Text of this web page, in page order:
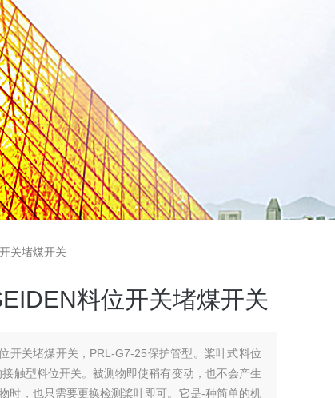
关堵煤开关
料位开关堵煤开关
开关堵煤开关，PRL-G7-25保护管型。桨叶式料位
触型料位开关。被测物即使稍有变动，也不会产生
时，也只需要更换检测桨叶即可。它是-种简单的机